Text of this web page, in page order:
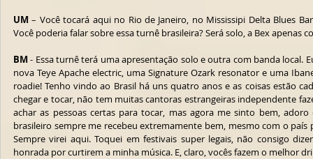
UM – Você tocará aqui no Rio de Janeiro, no Mississipi Delta Blues
Você poderia falar sobre essa turnê brasileira? Será solo, a Bex apenas
BM - Essa turnê terá uma apresentação solo e outra com banda local.
nova Teye Apache electric, uma Signature Ozark resonator e uma
roadie! Tenho vindo ao Brasil há uns quatro anos e as coisas estão
chegar e tocar, não tem muitas cantoras estrangeiras independente
achar as pessoas certas para tocar, mas agora me sinto bem,
brasileiro sempre me recebeu extremamente bem, mesmo com o
Sempre virei aqui. Toquei em festivais super legais, não consigo
honrada por curtirem a minha música. E, claro, vocês fazem o melhor